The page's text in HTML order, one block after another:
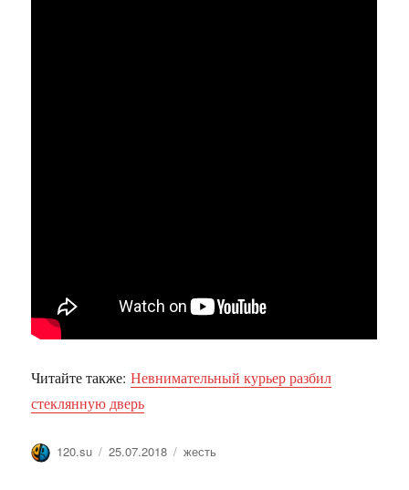
Читайте также:Невнимательный курьер разбил
стеклянную дверь
Автор
120.su Опубликовано
25.07.2018 Метки
жесть